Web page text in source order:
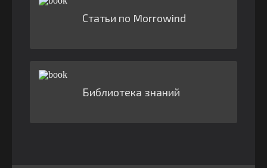
Статьи по Morrowind
Библиотека знаний